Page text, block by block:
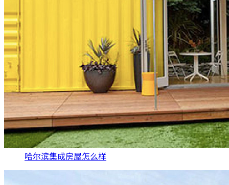
哈尔滨集成房屋怎么样